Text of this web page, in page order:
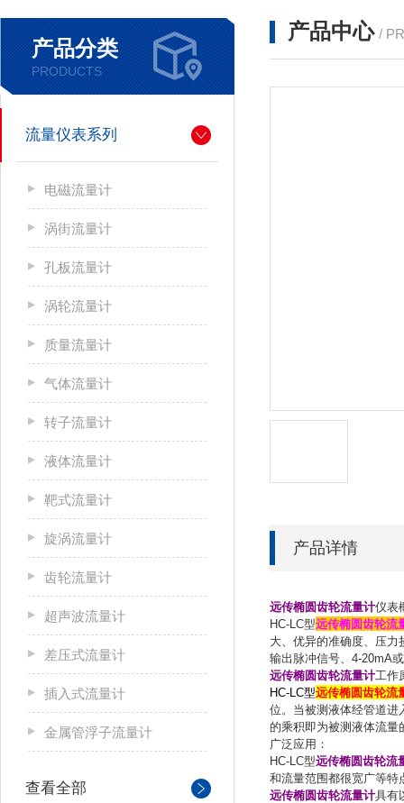
产品分类
PRODUCTS
流量仪表系列
电磁流量计
涡街流量计
孔板流量计
涡轮流量计
质量流量计
气体流量计
转子流量计
液体流量计
靶式流量计
旋涡流量计
齿轮流量计
超声波流量计
差压式流量计
插入式流量计
金属管浮子流量计
查看全部
产品中心 /
产品详情
远传椭圆齿轮流量计仪表
HC-LC型远传椭圆齿轮流
大、优异的准确度、压
输出脉冲信号、4-20mA
远传椭圆齿轮流量计工作
HC-LC型远传椭圆齿轮流
位。当被测液体经管道进
的乘积即为被测液体流量
广泛应用：
HC-LC型远传椭圆齿轮流
和流量范围都很宽广等特
远传椭圆齿轮流量计具有